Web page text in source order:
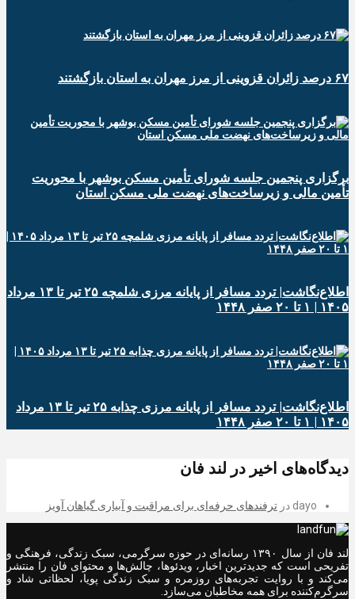
۶۷ درصد زائران قزوینی از مرز مهران به استان بازگشتند
برگزاری پنجمین جلسه شورای تأمین مسکن بوشهر با محوریت
تأمین مالی و زیرساخت‌های نهضت ملی مسکن استان
اطلاع‌نگاشت| تردد مسافر از پایانه‌ مرزی شلمچه ۲۵ تیر تا ۱۳ مرداد
۱۴۰۵ | ۱ تا ۲۰ صفر ۱۴۴۸
اطلاع‌نگاشت| تردد مسافر از پایانه‌ مرزی چذابه ۲۵ تیر تا ۱۳ مرداد
۱۴۰۵ | ۱ تا ۲۰ صفر ۱۴۴۸
دیدگاه‌های اخیر در لند فان
dayo در ترفندهای حرفه‌ای برای مراقبت و آبیاری گیاهان آویز
لند فان از سال ۱۳۹۰ رسانه‌ای در حوزه سرگرمی، سبک زندگی، فرهنگی و
تفریحی است که جدیدترین اخبار، ویدئوها، چالش‌ها و محتوای فان را منتشر
می‌کند و با روایت تجربه‌های روزمره و سبک زندگی پویا، لحظاتی شاد و
سرگرم‌کننده برای همه مخاطبان می‌سازد.